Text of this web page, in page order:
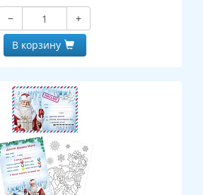
−
+
В корзину